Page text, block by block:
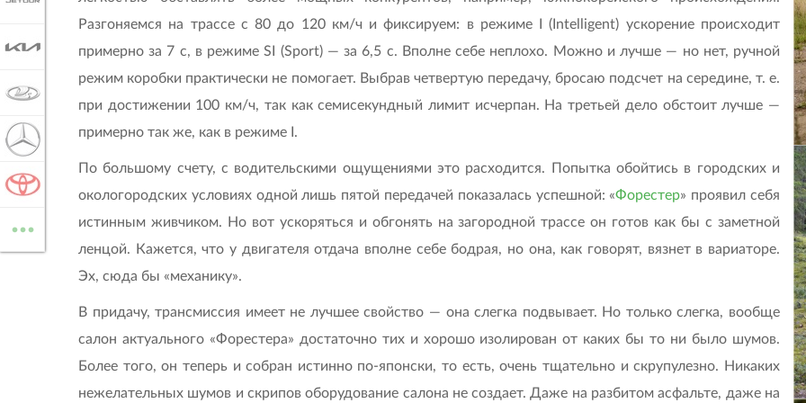
Разгоняемся на трассе с 80 до 120 км/ч и фиксируем: в режиме I (Intelligent) ускорение происходит
примерно за 7 с, в режиме SI (Sport) — за 6,5 с. Вполне себе неплохо. Можно и лучше — но нет, ручной
режим коробки практически не помогает. Выбрав четвертую передачу, бросаю подсчет на середине, т. е.
при достижении 100 км/ч, так как семисекундный лимит исчерпан. На третьей дело обстоит лучше —
примерно так же, как в режиме I.
По большому счету, с водительскими ощущениями это расходится. Попытка обойтись в городских и
окологородских условиях одной лишь пятой передачей показалась успешной: «Форестер» проявил себя
истинным живчиком. Но вот ускоряться и обгонять на загородной трассе он готов как бы с заметной
ленцой. Кажется, что у двигателя отдача вполне себе бодрая, но она, как говорят, вязнет в вариаторе.
Эх, сюда бы «механику».
В придачу, трансмиссия имеет не лучшее свойство — она слегка подвывает. Но только слегка, вообще
салон актуального «Форестера» достаточно тих и хорошо изолирован от каких бы то ни было шумов.
Более того, он теперь и собран истинно по-японски, то есть, очень тщательно и скрупулезно. Никаких
нежелательных шумов и скрипов оборудование салона не создает. Даже на разбитом асфальте, даже на
MERCEDES-BENZ
... ВСЕ МАРКИ